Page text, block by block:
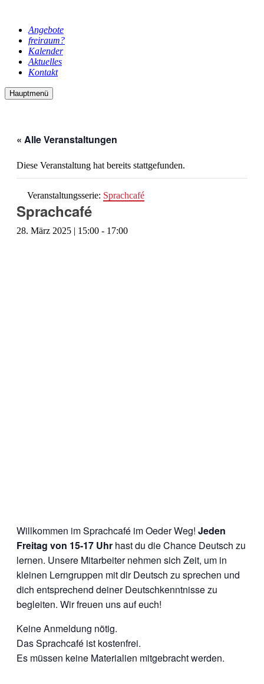
Angebote
freiraum?
Kalender
Aktuelles
Kontakt
Hauptmenü
« Alle Veranstaltungen
Diese Veranstaltung hat bereits stattgefunden.
Veranstaltungsserie: Sprachcafé
Sprachcafé
28. März 2025 | 15:00 - 17:00
Willkommen im Sprachcafé im Oeder Weg! Jeden
Freitag von 15-17 Uhr hast du die Chance Deutsch zu
lernen. Unsere Mitarbeiter nehmen sich Zeit, um in
kleinen Lerngruppen mit dir Deutsch zu sprechen und
dich entsprechend deiner Deutschkenntnisse zu
begleiten. Wir freuen uns auf euch!
Keine Anmeldung nötig.
Das Sprachcafé ist kostenfrei.
Es müssen keine Materialien mitgebracht werden.